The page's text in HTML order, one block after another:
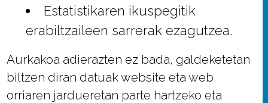
Estatistikaren ikuspegitik
erabiltzaileen sarrerak ezagutzea.
Aurkakoa adierazten ez bada, galdeketetan
biltzen diran datuak website eta web
orriaren jardueretan parte hartzeko eta